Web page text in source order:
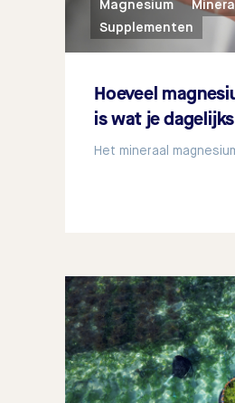
Magnesium
Supplementen
Hoeveel
is wat je
Het mineraal